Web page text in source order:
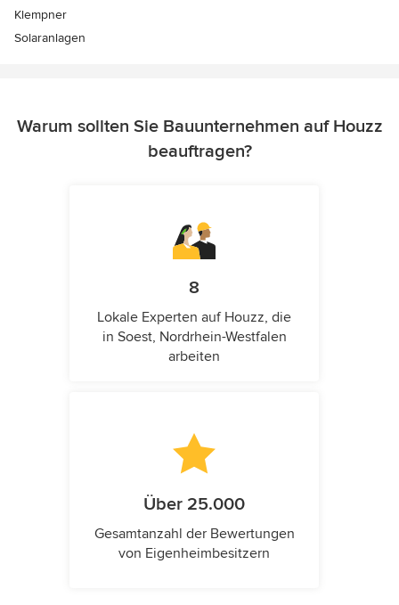
Klempner
Solaranlagen
Warum sollten Sie Bauunternehmen auf Houzz
beauftragen?
8
Lokale Experten auf Houzz, die
in Soest, Nordrhein-Westfalen
arbeiten
Über 25.000
Gesamtanzahl der Bewertungen
von Eigenheimbesitzern